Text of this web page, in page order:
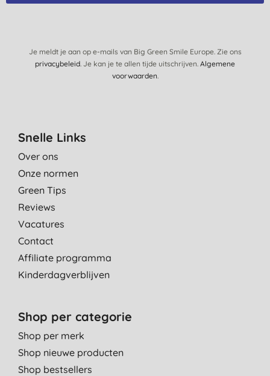
Je meldt je aan op e-mails van Big Green Smile Europe. Zie ons
privacybeleid. Je kan je te allen tijde uitschrijven. Algemene
voorwaarden.
Snelle Links
Over ons
Onze normen
Green Tips
Reviews
Vacatures
Contact
Affiliate programma
Kinderdagverblijven
Shop per categorie
Shop per merk
Shop nieuwe producten
Shop bestsellers